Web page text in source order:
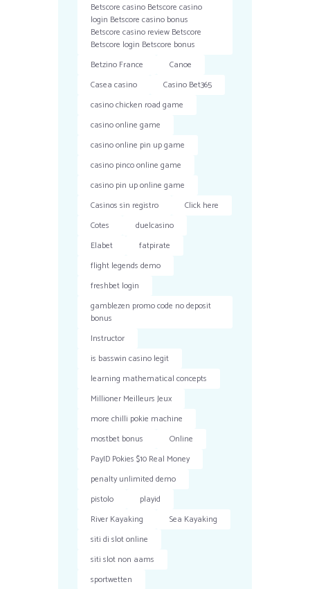
Betscore casino Betscore casino
login Betscore casino bonus
Betscore casino review Betscore
Betscore login Betscore bonus
Betzino France
Canoe
Casea casino
Casino Bet365
casino chicken road game
casino online game
casino online pin up game
casino pinco online game
casino pin up online game
Casinos sin registro
Click here
Cotes
duelcasino
Elabet
fatpirate
flight legends demo
freshbet login
gamblezen promo code no deposit
bonus
Instructor
is basswin casino legit
learning mathematical concepts
Millioner Meilleurs Jeux
more chilli pokie machine
mostbet bonus
Online
PayID Pokies $10 Real Money
penalty unlimited demo
pistolo
playid
River Kayaking
Sea Kayaking
siti di slot online
siti slot non aams
sportwetten